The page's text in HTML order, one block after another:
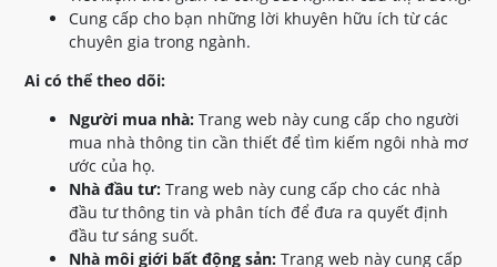
Cung cấp cho bạn những lời khuyên hữu ích từ các
chuyên gia trong ngành.
Ai có thể theo dõi:
Người mua nhà: Trang web này cung cấp cho người
mua nhà thông tin cần thiết để tìm kiếm ngôi nhà mơ
ước của họ.
Nhà đầu tư: Trang web này cung cấp cho các nhà
đầu tư thông tin và phân tích để đưa ra quyết định
đầu tư sáng suốt.
Nhà môi giới bất động sản: Trang web này cung cấp